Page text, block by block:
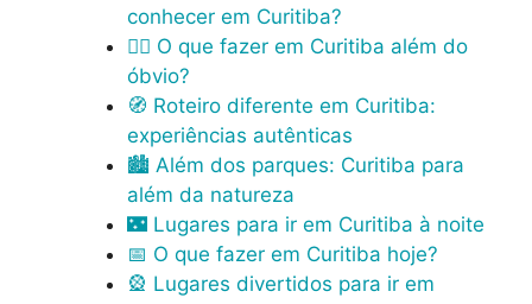
conhecer em Curitiba?
🚶‍♂️ O que fazer em Curitiba além do
óbvio?
🧭 Roteiro diferente em Curitiba:
experiências autênticas
🏙️ Além dos parques: Curitiba para
além da natureza
🌃 Lugares para ir em Curitiba à noite
📅 O que fazer em Curitiba hoje?
🎡 Lugares divertidos para ir em